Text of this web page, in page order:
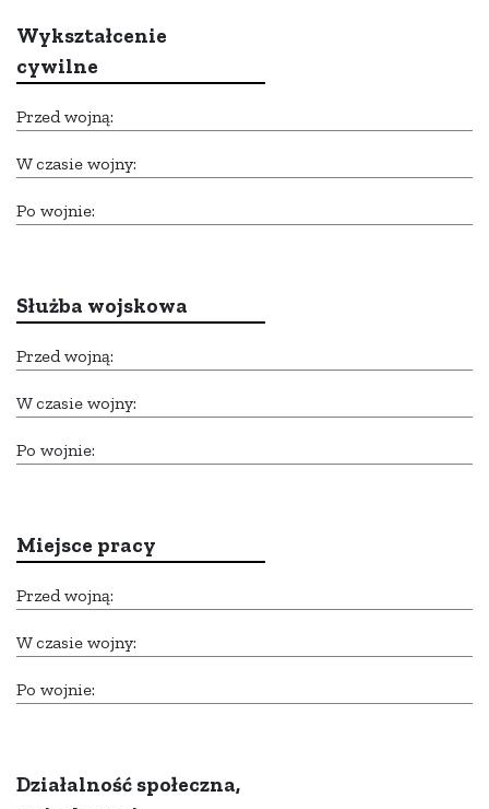
Wykształcenie
cywilne
Przed wojną:
W czasie wojny:
Po wojnie:
Służba wojskowa
Przed wojną:
W czasie wojny:
Po wojnie:
Miejsce pracy
Przed wojną:
W czasie wojny:
Po wojnie:
Działalność społeczna,